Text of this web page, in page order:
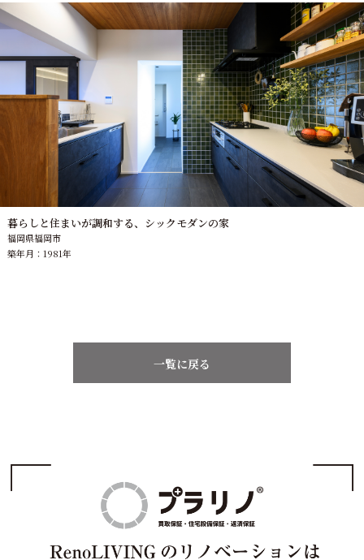
暮らしと住まいが調和する、シックモダンの家
福岡県福岡市
築年月：1981年
一覧に戻る